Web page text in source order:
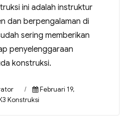
ini adalah instruktur
dan berpengalaman di
sering memberikan
penyelenggaraan
konstruksi.
Februari 19,
Konstruksi